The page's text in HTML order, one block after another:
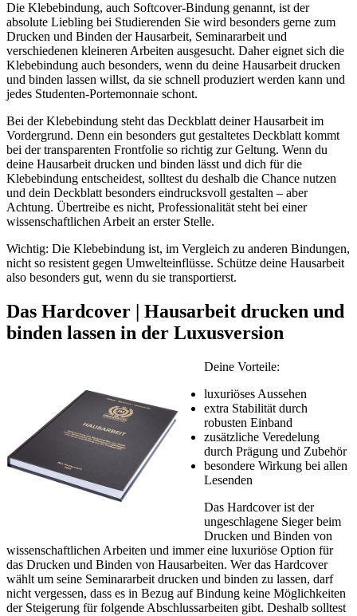
Die Klebebindung, auch Softcover-Bindung genannt, ist der
absolute Liebling bei Studierenden Sie wird besonders gerne zum
Drucken und Binden der Hausarbeit, Seminararbeit und
verschiedenen kleineren Arbeiten ausgesucht. Daher eignet sich die
Klebebindung auch besonders, wenn du deine Hausarbeit drucken
und binden lassen willst, da sie schnell produziert werden kann und
jedes Studenten-Portemonnaie schont.
Bei der Klebebindung steht das Deckblatt deiner Hausarbeit im
Vordergrund. Denn ein besonders gut gestaltetes Deckblatt kommt
bei der transparenten Frontfolie so richtig zur Geltung. Wenn du
deine Hausarbeit drucken und binden lässt und dich für die
Klebebindung entscheidest, solltest du deshalb die Chance nutzen
und dein Deckblatt besonders eindrucksvoll gestalten – aber
Achtung. Übertreibe es nicht, Professionalität steht bei einer
wissenschaftlichen Arbeit an erster Stelle.
Wichtig: Die Klebebindung ist, im Vergleich zu anderen Bindungen,
nicht so resistent gegen Umwelteinflüsse. Schütze deine Hausarbeit
also besonders gut, wenn du sie transportierst.
Das Hardcover | Hausarbeit drucken und
binden lassen in der Luxusversion
Deine Vorteile:
luxuriöses Aussehen
extra Stabilität durch
robusten Einband
zusätzliche Veredelung
durch Prägung und Zubehör
besondere Wirkung bei allen
Lesenden
Das Hardcover ist der
ungeschlagene Sieger beim
Drucken und Binden von
wissenschaftlichen Arbeiten und immer eine luxuriöse Option für
das Drucken und Binden von Hausarbeiten. Wer das Hardcover
wählt um seine Seminararbeit drucken und binden zu lassen, darf
nicht vergessen, dass es in Bezug auf Bindung keine Möglichkeiten
der Steigerung für folgende Abschlussarbeiten gibt. Deshalb solltest